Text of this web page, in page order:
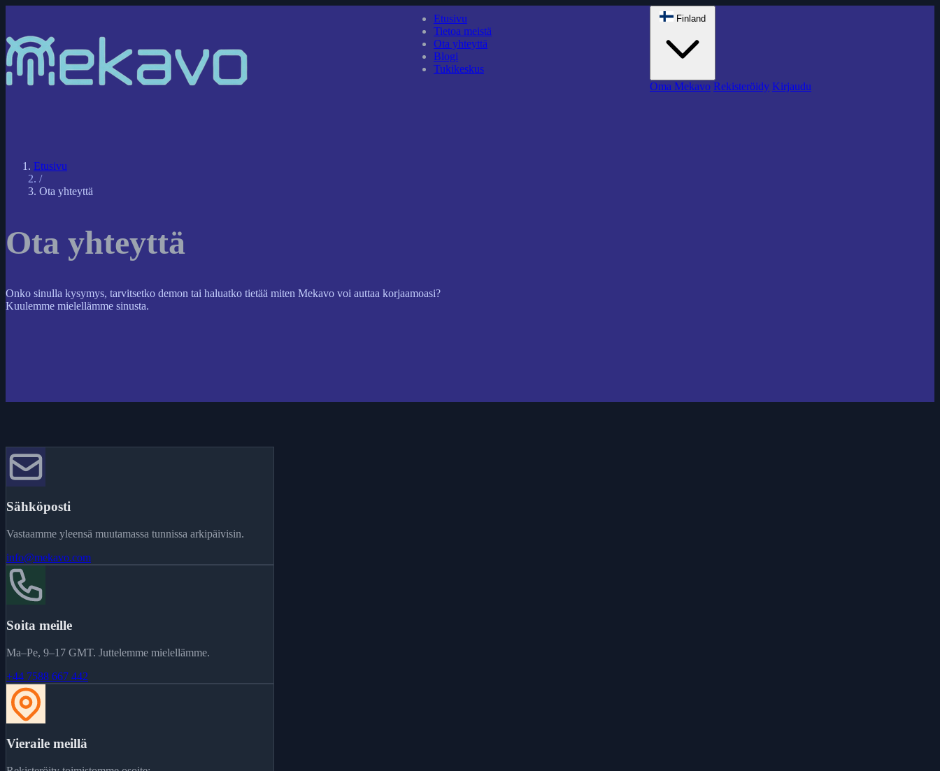
Etusivu
Tietoa meistä
Ota yhteyttä
Blogi
Tukikeskus
Finland
Oma Mekavo Rekisteröidy Kirjaudu
Etusivu
/
Ota yhteyttä
Ota yhteyttä
Onko sinulla kysymys, tarvitsetko demon tai haluatko tietää miten Mekavo voi auttaa korjaamoasi?
Kuulemme mielellämme sinusta.
Sähköposti
Vastaamme yleensä muutamassa tunnissa arkipäivisin.
info@mekavo.com
Soita meille
Ma–Pe, 9–17 GMT. Juttelemme mielellämme.
+44 7588 667 442
Vieraile meillä